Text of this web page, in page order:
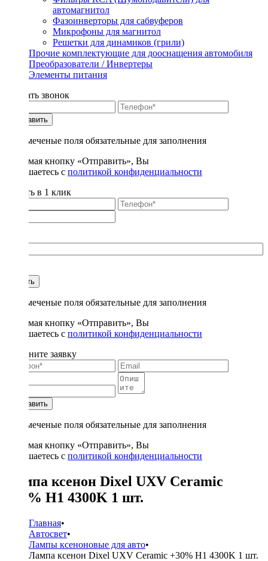
автомагнитол
Фазоинверторы для сабвуферов
Микрофоны для магнитол
Решетки для динамиков (грили)
Прочие комплектующие для дооснащения автомобиля
Преобразователи / Инвертеры
Элементы питания
Заказать звонок
Отправить
* - отмеченые поля обязательные для заполнения
Нажимая кнопку «Отправить», Вы
соглашаетесь с политикой конфиденциальности
Купить в 1 клик
Купить
* - отмеченые поля обязательные для заполнения
Нажимая кнопку «Отправить», Вы
соглашаетесь с политикой конфиденциальности
Заполните заявку
Отправить
* - отмеченые поля обязательные для заполнения
Нажимая кнопку «Отправить», Вы
соглашаетесь с политикой конфиденциальности
Лампа ксенон Dixel UXV Ceramic
+30% H1 4300K 1 шт.
Главная•
Автосвет•
Лампы ксеноновые для авто•
Лампа ксенон Dixel UXV Ceramic +30% H1 4300K 1 шт.